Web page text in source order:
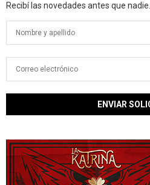
Recibí las novedades antes que nadie...